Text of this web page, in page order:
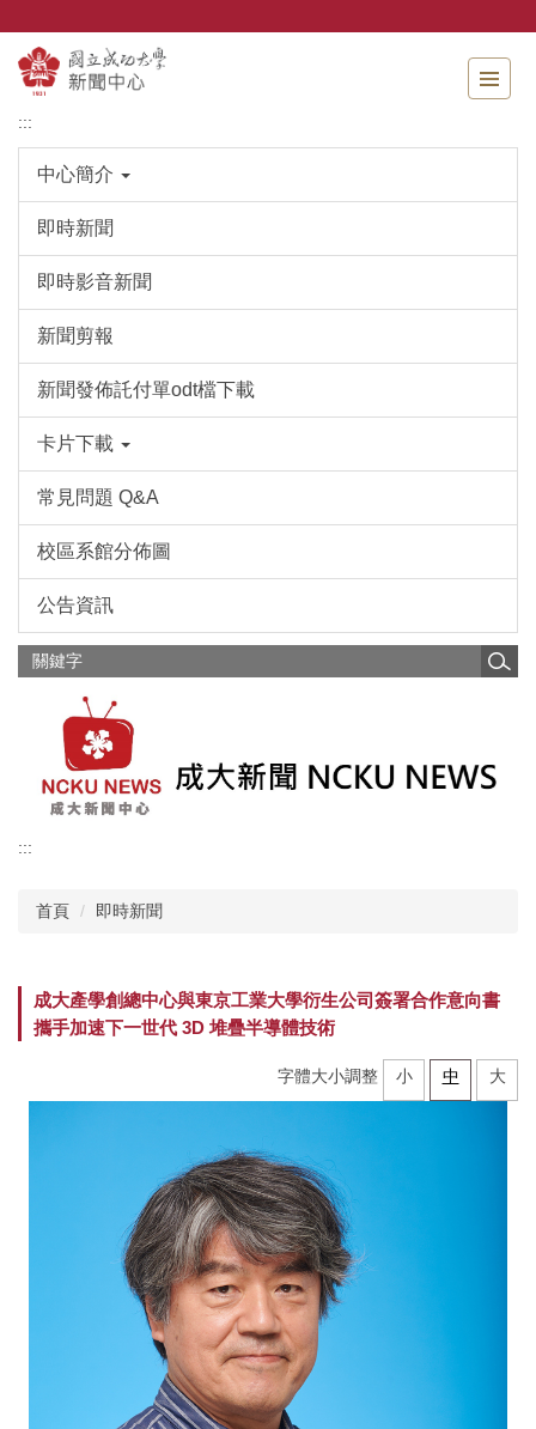
主
要
內
:::
中心簡介
即時新聞
即時影音新聞
新聞剪報
新聞發佈託付單odt檔下載
卡片下載
常見問題 Q&A
校區系館分佈圖
公告資訊
:::
首頁 即時新聞
成大產學創總中心與東京工業大學衍生公司簽署合作意向書
攜手加速下一世代 3D 堆疊半導體技術
字體大小調整 小 中 大